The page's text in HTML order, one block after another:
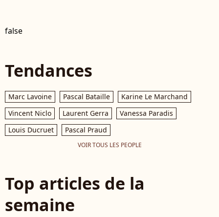
false
Tendances
Marc Lavoine Pascal Bataille
Karine Le Marchand
Vincent Niclo
Laurent Gerra
Vanessa Paradis
Louis Ducruet
Pascal Praud
VOIR TOUS LES PEOPLE
Top articles de la
semaine